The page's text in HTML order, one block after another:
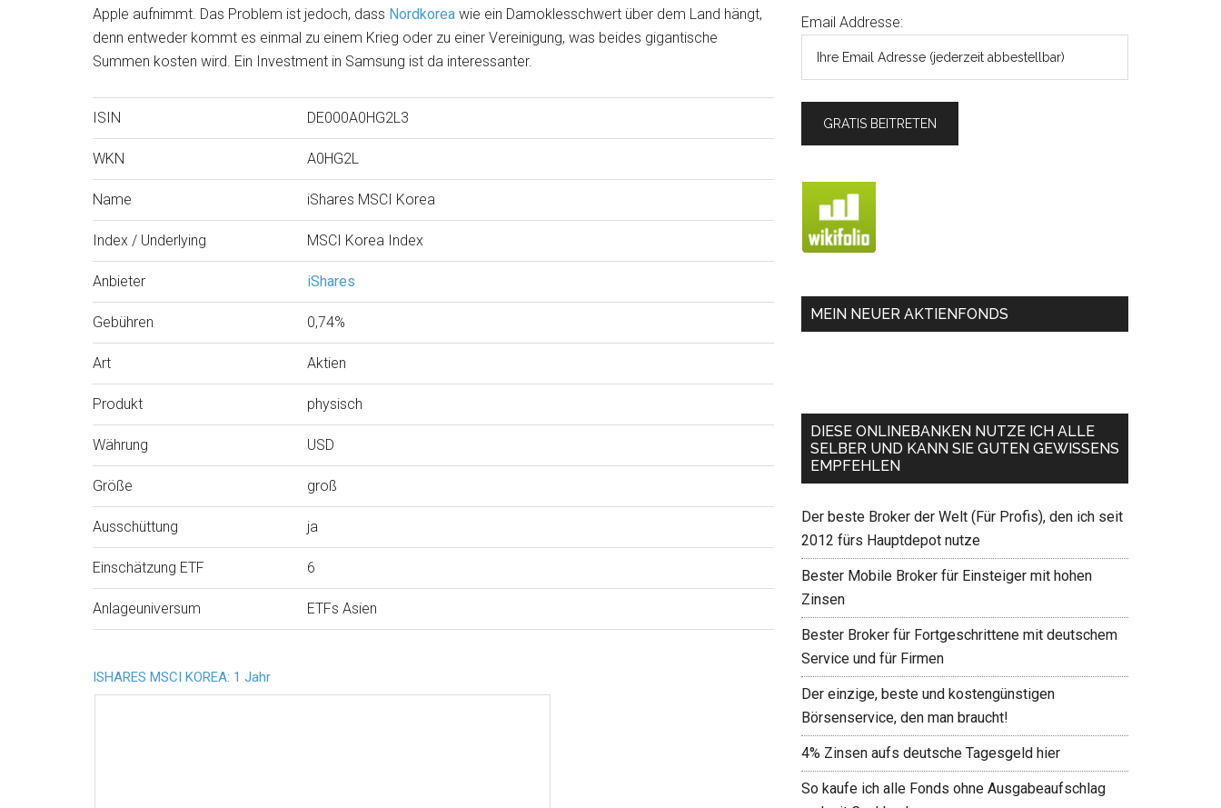
Apple aufnimmt. Das Problem ist jedoch, dass Nordkorea wie ein Damoklesschwert über dem Land hängt,
denn entweder kommt es einmal zu einem Krieg oder zu einer Vereinigung, was beides gigantische
Summen kosten wird. Ein Investment in Samsung ist da interessanter.
ISIN DE000A0HG2L3
WKN A0HG2L
Name iShares MSCI Korea
Index / Underlying MSCI Korea Index
Anbieter iShares
Gebühren 0,74%
Art Aktien
Produkt physisch
Währung USD
Größe groß
Ausschüttung ja
Einschätzung ETF 6
Anlageuniversum ETFs Asien
ISHARES MSCI KOREA: 1 Jahr
Email Addresse:
MEIN NEUER AKTIENFONDS
DIESE ONLINEBANKEN NUTZE ICH ALLE
SELBER UND KANN SIE GUTEN GEWISSENS
EMPFEHLEN
Der beste Broker der Welt (Für Profis), den ich seit
2012 fürs Hauptdepot nutze
Bester Mobile Broker für Einsteiger mit hohen
Zinsen
Bester Broker für Fortgeschrittene mit deutschem
Service und für Firmen
Der einzige, beste und kostengünstigen
Börsenservice, den man braucht!
4% Zinsen aufs deutsche Tagesgeld hier
So kaufe ich alle Fonds ohne Ausgabeaufschlag